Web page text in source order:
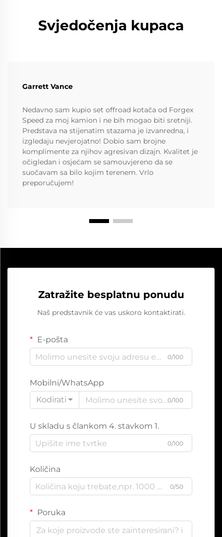
Svjedočenja kupaca
Garrett Vance
Nedavno sam kupio set offroad kotača od Forgex
Speed za moj kamion i ne bih mogao biti sretniji.
Predstava na stijenatim stazama je izvanredna, i
izgledaju nevjerojatno! Dobio sam brojne
komplimente za njihov agresivan dizajn. Kvalitet je
očigledan i osjećam se samouvjereno da se
suočavam sa bilo kojim terenem. Vrlo
preporučujem!
Zatražite besplatnu ponudu
Naš predstavnik će vas uskoro kontaktirati.
E-pošta
0/100
Mobilni/WhatsApp
Kodirati
0/100
U skladu s člankom 4. stavkom 1.
0/100
Količina
0/50
Poruka